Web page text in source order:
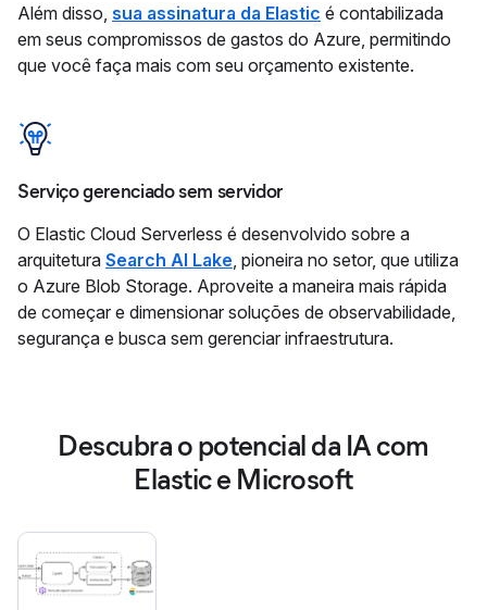
Além disso, sua assinatura da Elastic é contabilizada
em seus compromissos de gastos do Azure, permitindo
que você faça mais com seu orçamento existente.
Serviço gerenciado sem servidor
O Elastic Cloud Serverless é desenvolvido sobre a
arquitetura Search AI Lake, pioneira no setor, que utiliza
o Azure Blob Storage. Aproveite a maneira mais rápida
de começar e dimensionar soluções de observabilidade,
segurança e busca sem gerenciar infraestrutura.
Descubra o potencial da IA com
Elastic e Microsoft